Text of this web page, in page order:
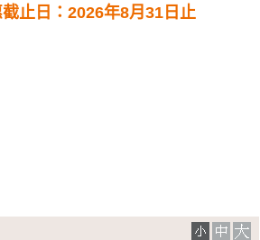
止日：2026年8月31日止